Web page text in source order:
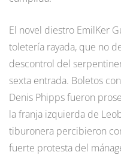
El novel diestro EmilKer
toletería rayada, que no
descontrol del
sexta entrada. Boletos
Denis Phipps fueron
la franja izquierda de
tiburonera percibieron
fuerte protesta del